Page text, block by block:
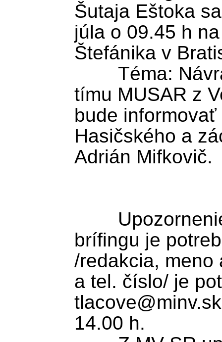
Šutaja Eštoka
júla o 09.45 h
Štefánika v
tímu MUSAR z
bude
Hasičského a
Adrián Mifkovič.
brífingu je
/redakcia, meno
a tel. číslo/ je
14.00 h.